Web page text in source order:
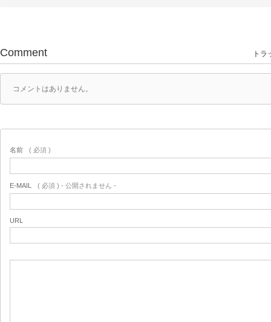
Comment トラ
コメントはありません。
名前 ( 必須 )
E-MAIL ( 必須 ) - 公開されません -
URL